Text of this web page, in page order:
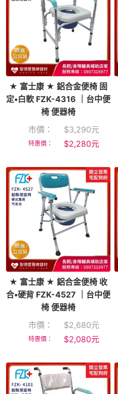
★ 富士康 ★ 鋁合金便椅 固
定•白軟 FZK-4316 ｜台中便
椅 便器椅
市價：
$3,290元
特惠價： $2,280元
★ 富士康 ★ 鋁合金便椅 收
合•硬背 FZK-4527 ｜台中便
椅 便器椅
市價：
$2,680元
特惠價： $2,080元